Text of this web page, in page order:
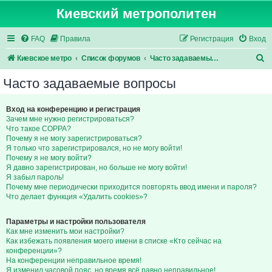
Киевский метрополитен
FAQ Правила Вход
Регистрация
Киевское метро Список форумов Часто задаваемые вопросы
Часто задаваемые вопросы
Вход на конференцию и регистрация
Зачем мне нужно регистрироваться?
Что такое COPPA?
Почему я не могу зарегистрироваться?
Я только что зарегистрировался, но не могу войти!
Почему я не могу войти?
Я давно зарегистрирован, но больше не могу войти!
Я забыл пароль!
Почему мне периодически приходится повторять ввод имени и пароля?
Что делает функция «Удалить cookies»?
Параметры и настройки пользователя
Как мне изменить мои настройки?
Как избежать появления моего имени в списке «Кто сейчас на
конференции»?
На конференции неправильное время!
Я изменил часовой пояс, но время всё равно неправильное!